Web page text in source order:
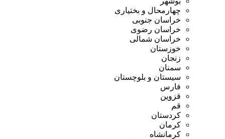
چهارمحال و بختیاری
خراسان جنوبی
خراسان رضوی
خراسان شمالی
خوزستان
زنجان
سمنان
سیستان و بلوچستان
فارس
قزوین
قم
کردستان
کرمان
کرمانشاه